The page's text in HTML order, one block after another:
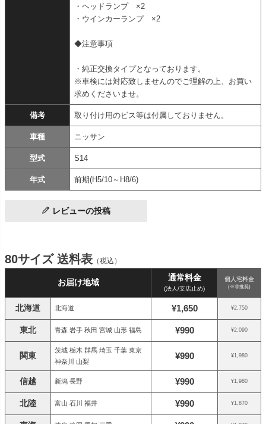
・ヘッドランプ ×2
・ウインカーランプ ×2
◆注意事項
・純正交換タイプとなっております。
※車検には対応致しませんのでご理解の上、お買い
求めくださいませ。
備考 取り付け用のビス等は付属しておりません。
車種 ニッサン
型式 S14
年式 前期(H5/10～H8/6)
レビューの投稿
80サイズ 送料表 （税込）
お届け地域 通常料金
(法人/支店止め)
個人宅料金
(※非推奨)
北海道 北海道 ¥1,650 ¥2,750
東北 青森 岩手 秋田 宮城 山形 福島 ¥990 ¥2,090
関東
茨城 栃木 群馬 埼玉 千葉 東京
神奈川 山梨
¥990 ¥1,980
信越 新潟 長野 ¥990 ¥1,980
北陸 富山 石川 福井 ¥990 ¥1,870